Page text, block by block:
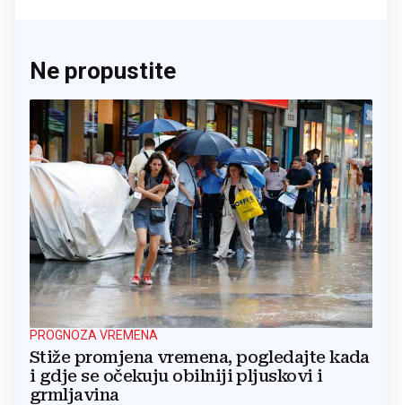
Ne propustite
PROGNOZA VREMENA
Stiže promjena vremena, pogledajte kada
i gdje se očekuju obilniji pljuskovi i
grmljavina